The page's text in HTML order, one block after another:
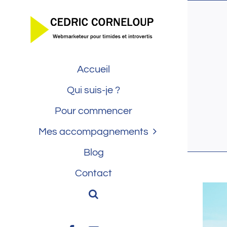
contenu
Accueil
Qui suis-je ?
Pour commencer
Mes accompagnements
Blog
Contact